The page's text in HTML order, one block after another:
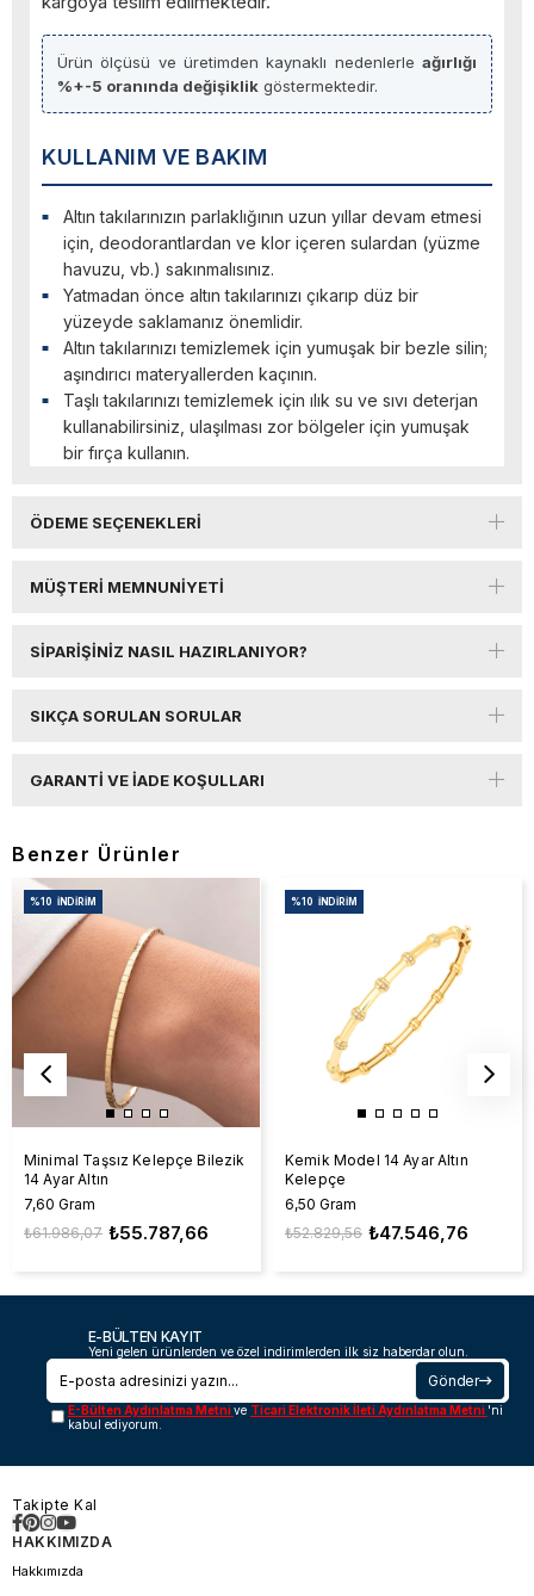
Ürün ölçüsü ve üretimden kaynaklı nedenlerle ağırlığı
%+-5 oranında değişiklik göstermektedir.
KULLANIM VE BAKIM
Altın takılarınızın parlaklığının uzun yıllar devam etmesi
için, deodorantlardan ve klor içeren sulardan (yüzme
havuzu, vb.) sakınmalısınız.
Yatmadan önce altın takılarınızı çıkarıp düz bir
yüzeyde saklamanız önemlidir.
Altın takılarınızı temizlemek için yumuşak bir bezle silin;
aşındırıcı materyallerden kaçının.
Taşlı takılarınızı temizlemek için ılık su ve sıvı deterjan
kullanabilirsiniz, ulaşılması zor bölgeler için yumuşak
bir fırça kullanın.
ÖDEME SEÇENEKLERI
MÜŞTERI MEMNUNIYETI
SIPARIŞINIZ NASIL HAZIRLANIYOR?
SIKÇA SORULAN SORULAR
GARANTI VE İADE KOŞULLARI
Benzer Ürünler
Minimal Taşsız Kelepçe Bilezik
14 Ayar Altın
7,60 Gram
₺55.787,66
₺61.986,07
%10 İNDIRIM
Kemik Model 14 Ayar Altın
Kelepçe
6,50 Gram
₺47.546,76
₺52.829,56
%10 İNDIRIM
E-BÜLTEN KAYIT
Yeni gelen ürünlerden ve özel indirimlerden ilk siz haberdar olun.
Gönder
E-Bülten Aydınlatma Metnive Ticari Elektronik İleti Aydınlatma Metni 'ni
kabul ediyorum.
Takipte Kal
HAKKIMIZDA
Hakkımızda